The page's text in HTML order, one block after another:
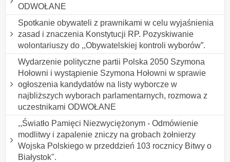
ODWOŁANE
Spotkanie obywateli z prawnikami w celu wyjaśnienia
zasad i znaczenia Konstytucji RP. Pozyskiwanie
wolontariuszy do ,,Obywatelskiej kontroli wyborów”.
Wydarzenie polityczne partii Polska 2050 Szymona
Hołowni i wystąpienie Szymona Hołowni w sprawie
ogłoszenia kandydatów na listy wyborcze w
najbliższych wyborach parlamentarnych, rozmowa z
uczestnikami ODWOŁANE
,,Światło Pamięci Niezwyciężonym - Odmówienie
modlitwy i zapalenie zniczy na grobach żołnierzy
Wojska Polskiego w przeddzień 103 rocznicy Bitwy o
Białystok".